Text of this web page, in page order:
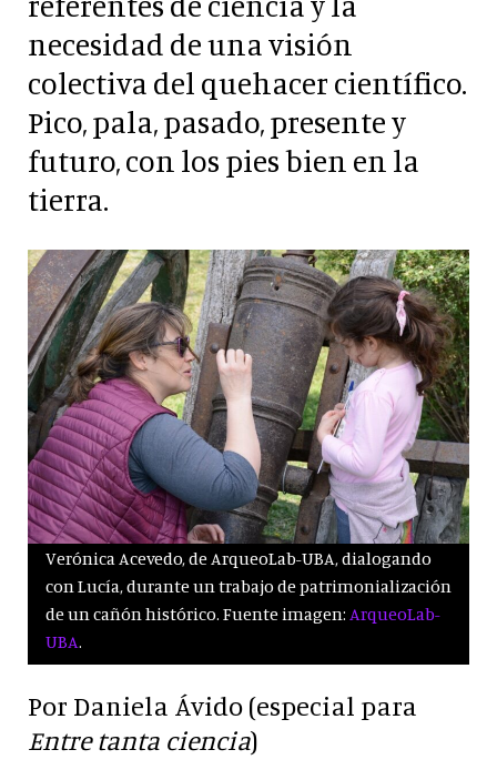
necesidad de una visión
colectiva del quehacer científico.
Pico, pala, pasado, presente y
futuro, con los pies bien en la
tierra.
Verónica Acevedo, de ArqueoLab-UBA, dialogando
con Lucía, durante un trabajo de patrimonialización
de un cañón histórico. Fuente imagen: ArqueoLab-
UBA.
Por Daniela Ávido (especial para
Entre tanta ciencia)